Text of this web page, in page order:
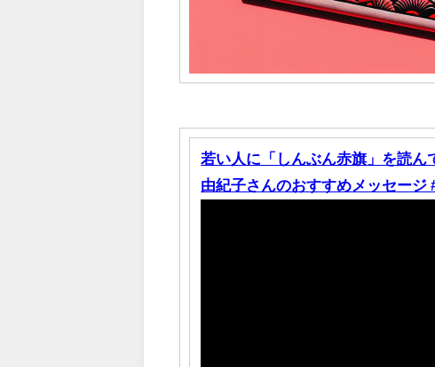
若い人に「しんぶん赤旗」を読ん
由紀子さんのおすすめメッセージ